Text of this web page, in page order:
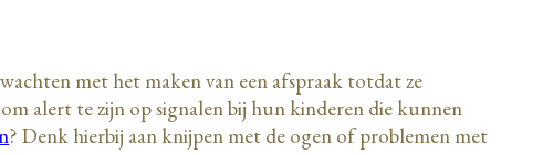
met het maken van een afspraak totdat ze
alert te zijn op signalen bij hun kinderen die kunnen
? Denk hierbij aan knijpen met de ogen of problemen met